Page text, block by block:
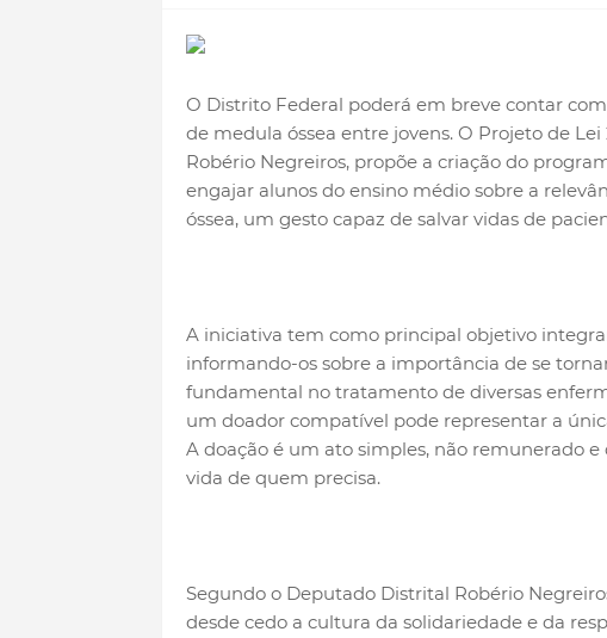
O Distrito Federal poderá em breve contar
de medula óssea entre jovens. O Projeto de
Robério Negreiros, propõe a criação do
engajar alunos do ensino médio sobre a
óssea, um gesto capaz de salvar vidas de
A iniciativa tem como principal objetivo
informando-os sobre a importância de se
fundamental no tratamento de diversas
um doador compatível pode representar a
A doação é um ato simples, não remunerado
vida de quem precisa.
Segundo o Deputado Distrital Robério
desde cedo a cultura da solidariedade e da